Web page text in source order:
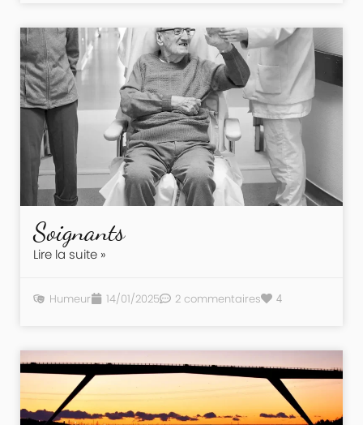
Soignants
Lire la suite »
Humeur 14/01/2025 2 commentaires 4